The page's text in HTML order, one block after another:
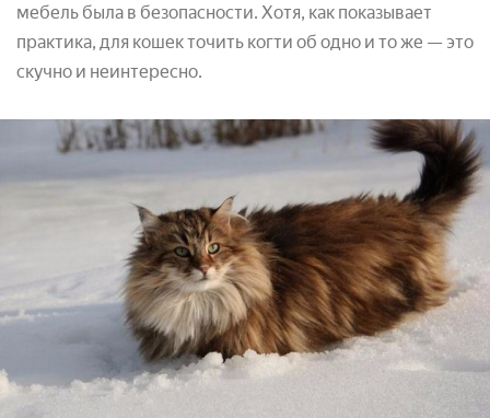
мебель была в безопасности. Хотя, как показывает
практика, для кошек точить когти об одно и то же — это
скучно и неинтересно.